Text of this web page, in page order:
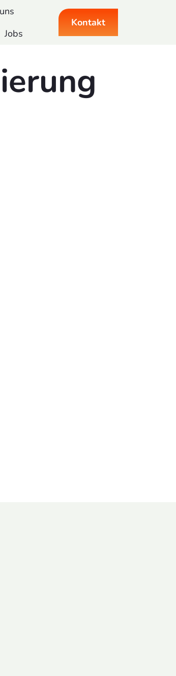
Jobs
Kontakt